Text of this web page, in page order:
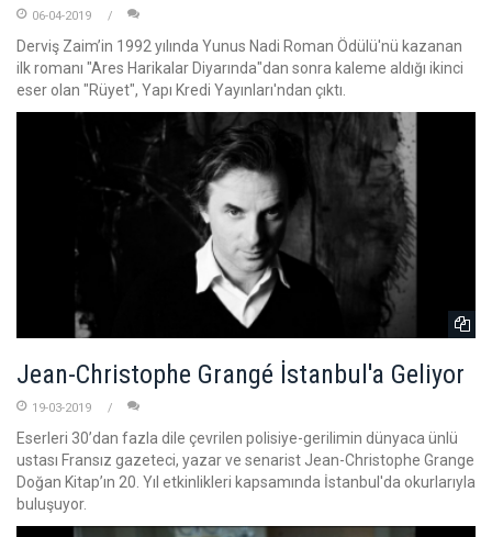
06-04-2019
Derviş Zaim’in 1992 yılında Yunus Nadi Roman Ödülü'nü kazanan
ilk romanı "Ares Harikalar Diyarında"dan sonra kaleme aldığı ikinci
eser olan "Rüyet", Yapı Kredi Yayınları'ndan çıktı.
Jean-Christophe Grangé İstanbul'a Geliyor
19-03-2019
Eserleri 30’dan fazla dile çevrilen polisiye-gerilimin dünyaca ünlü
ustası Fransız gazeteci, yazar ve senarist Jean-Christophe Grange
Doğan Kitap’ın 20. Yıl etkinlikleri kapsamında İstanbul'da okurlarıyla
buluşuyor.